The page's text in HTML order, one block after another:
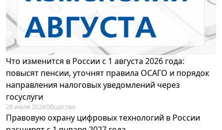
Что изменится в России с 1 августа 2026 года:
повысят пенсии, уточнят правила ОСАГО и порядок
направления налоговых уведомлений через
госуслуги
28 июля 2026Общество
Правовую охрану цифровых технологий в России